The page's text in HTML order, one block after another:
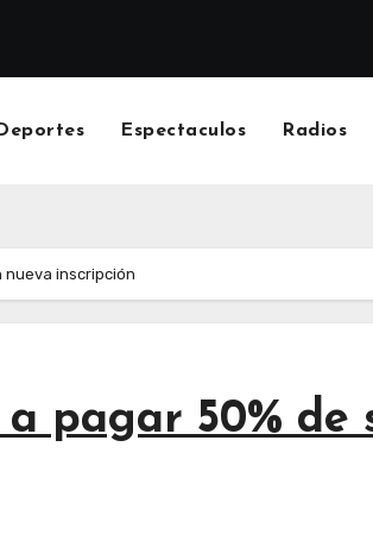
Deportes Espectaculos Radios
nueva inscripción
pagar 50% de